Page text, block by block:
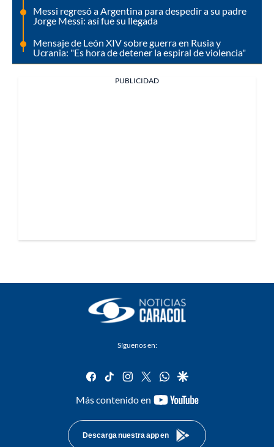
Messi regresó a Argentina para despedir a su padre
Jorge Messi: así fue su llegada
Mensaje de León XIV sobre guerra en Rusia y
Ucrania: "Es hora de detener la espiral de violencia"
PUBLICIDAD
Síguenos en:
facebook
tiktok instagram
twitterwhatsapp
google
Más contenido en
youtube-
Descarga nuestra app en